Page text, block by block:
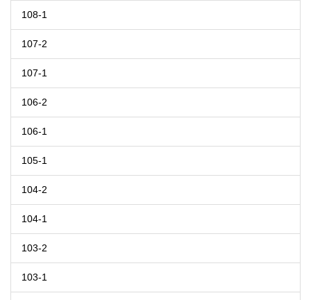
108-1
107-2
107-1
106-2
106-1
105-1
104-2
104-1
103-2
103-1